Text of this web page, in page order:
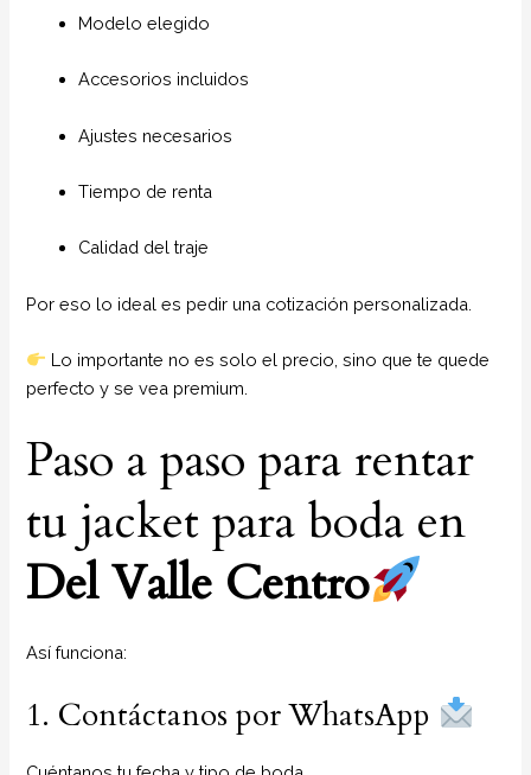
Modelo elegido
Accesorios incluidos
Ajustes necesarios
Tiempo de renta
Calidad del traje
Por eso lo ideal es pedir una cotización personalizada.
Lo importante no es solo el precio, sino que te quede
perfecto y se vea premium.
Paso a paso para rentar
tu jacket para boda en
Del Valle Centro
Así funciona:
1. Contáctanos por WhatsApp